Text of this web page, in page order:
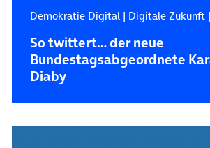
Demokratie Digital| Digitale Zukunft|
So twittert… der neue
Bundestagsabgeordnete
Diaby